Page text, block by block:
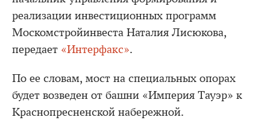
реализации инвестиционных программ
Москомстройинвеста Наталия Лисюкова,
передает «Интерфакс».
По ее словам, мост на специальных опорах
будет возведен от башни «Империя Тауэр» к
Краснопресненской набережной.